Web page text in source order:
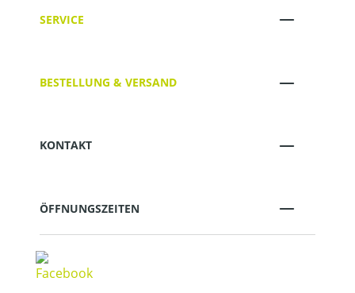
SERVICE
BESTELLUNG & VERSAND
KONTAKT
ÖFFNUNGSZEITEN